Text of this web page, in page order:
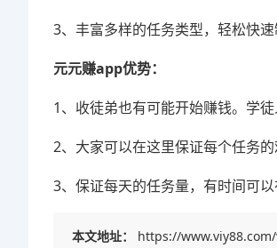
3、丰富多样的任务类型，轻松快速
元元赚app优势：
1、收徒弟也有可能开始赚钱。学
2、大家可以在这里保证每个任务的
3、保证每天的任务量，有时间可以
本文地址：
https://